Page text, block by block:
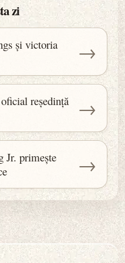
zi
și victoria
→
reședință
→
Jr. primește
→